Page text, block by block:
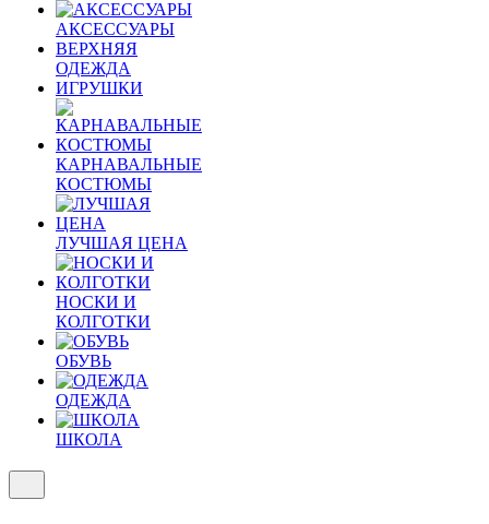
АКСЕССУАРЫ
ВЕРХНЯЯ
ОДЕЖДА
ИГРУШКИ
КАРНАВАЛЬНЫЕ
КОСТЮМЫ
ЛУЧШАЯ ЦЕНА
НОСКИ И
КОЛГОТКИ
ОБУВЬ
ОДЕЖДА
ШКОЛА